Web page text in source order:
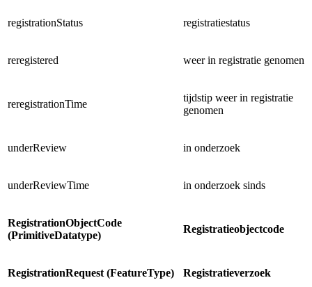
registrationStatus registratiestatus
reregistered weer in registratie genomen
reregistrationTime
tijdstip weer in registratie
genomen
underReview in onderzoek
underReviewTime in onderzoek sinds
RegistrationObjectCode
(PrimitiveDatatype)
Registratieobjectcode
RegistrationRequest (FeatureType) Registratieverzoek